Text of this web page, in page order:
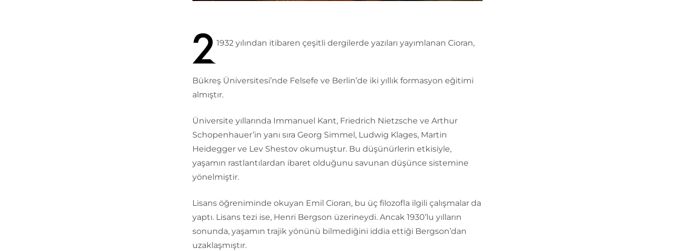
1932 yılından itibaren çeşitli dergilerde yazıları yayımlanan Cioran,
Bükreş Üniversitesi’nde Felsefe ve Berlin’de iki yıllık formasyon eğitimi
almıştır.
Üniversite yıllarında Immanuel Kant, Friedrich Nietzsche ve Arthur
Schopenhauer’in yanı sıra Georg Simmel, Ludwig Klages, Martin
Heidegger ve Lev Shestov okumuştur. Bu düşünürlerin etkisiyle,
yaşamın rastlantılardan ibaret olduğunu savunan düşünce sistemine
yönelmiştir.
Lisans öğreniminde okuyan Emil Cioran, bu üç filozofla ilgili çalışmalar da
yaptı. Lisans tezi ise, Henri Bergson üzerineydi. Ancak 1930’lu yılların
sonunda, yaşamın trajik yönünü bilmediğini iddia ettiği Bergson’dan
uzaklaşmıştır.